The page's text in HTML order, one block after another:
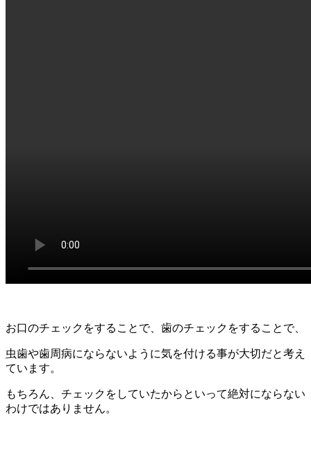
お口のチェックをすることで、歯のチェックをすることで、
虫歯や歯周病にならないように気を付ける事が大切だと考え
ています。
もちろん、チェックをしていたからといって絶対にならない
わけではありません。